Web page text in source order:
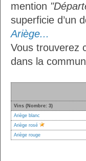
mention
superficie d’un
Ariège...
Vous trouverez
dans la
Vins (Nombre: 3)
Ariège blanc
Ariège rosé
Ariège rouge